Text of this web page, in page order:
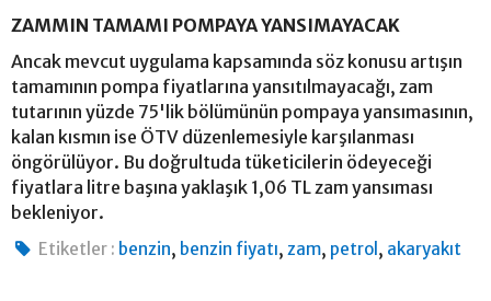
ZAMMIN TAMAMI POMPAYA YANSIMAYACAK
Ancak mevcut uygulama kapsamında söz konusu artışın
tamamının pompa fiyatlarına yansıtılmayacağı, zam
tutarının yüzde 75'lik bölümünün pompaya yansımasının,
kalan kısmın ise ÖTV düzenlemesiyle karşılanması
öngörülüyor. Bu doğrultuda tüketicilerin ödeyeceği
fiyatlara litre başına yaklaşık 1,06 TL zam yansıması
bekleniyor.
Etiketler : benzin, benzin fiyatı, zam, petrol , akaryakıt